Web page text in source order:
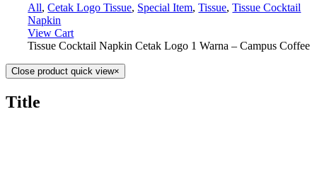
All,Cetak Logo Tissue, Special Item,Tissue,Tissue Cocktail
Napkin
View Cart
Tissue Cocktail Napkin Cetak Logo 1 Warna – Campus Coffee
Close product quick view×
Title